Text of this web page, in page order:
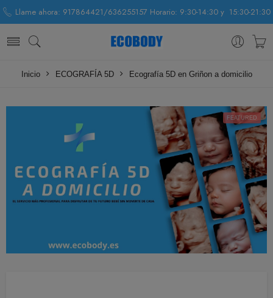
Llame ahora: 917864421/636255157 Horario: 9:30-14:30 y 15:30-21:30
Inicio ECOGRAFÍA 5D Ecografía 5D en Griñon a domicilio
FEATURED